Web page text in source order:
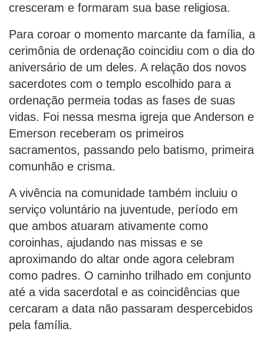
cresceram e formaram sua base religiosa.
Para coroar o momento marcante da família, a
cerimônia de ordenação coincidiu com o dia do
aniversário de um deles. A relação dos novos
sacerdotes com o templo escolhido para a
ordenação permeia todas as fases de suas
vidas. Foi nessa mesma igreja que Anderson e
Emerson receberam os primeiros
sacramentos, passando pelo batismo, primeira
comunhão e crisma.
A vivência na comunidade também incluiu o
serviço voluntário na juventude, período em
que ambos atuaram ativamente como
coroinhas, ajudando nas missas e se
aproximando do altar onde agora celebram
como padres. O caminho trilhado em conjunto
até a vida sacerdotal e as coincidências que
cercaram a data não passaram despercebidos
pela família.